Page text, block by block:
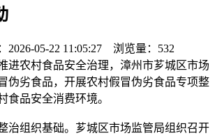
05-22 11:05:27 浏览量： 532
农村食品安全治理，漳州市芗城区市场
伪劣食品，开展农村假冒伪劣食品专项整
食品安全消费环境。
组织基础。芗城区市场监管局组织召开